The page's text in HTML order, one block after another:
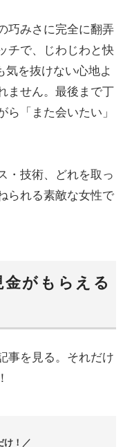
巧みさに完全に翻弄
チで、じわじわと快
を抜けない心地よ
ません。最後まで丁
「また会いたい」
・技術、どれを取っ
られる素敵な女性で
がもらえる
事を見る。それだけ
け！／